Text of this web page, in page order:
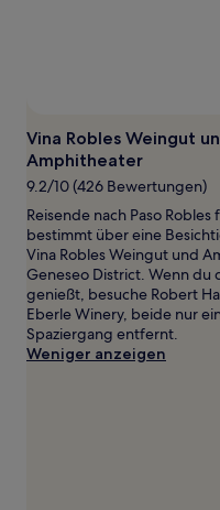
Es
können
zusätzliche
Bedingungen
gelten.
Vina Robles Weingut
Amphitheater
9.2/10 (426 Bewertungen)
Reisende nach Paso Robles
bestimmt über eine
Vina Robles Weingut und
Geneseo District. Wenn du
genießt, besuche Robert
Eberle Winery, beide nur
Spaziergang entfernt.
Weniger anzeigen